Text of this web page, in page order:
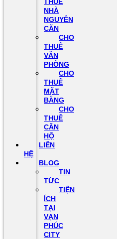
NHÀ
NGUYÊN
CĂN
CHO
THUÊ
VĂN
PHÒNG
CHO
THUÊ
MẶT
BẰNG
CHO
THUÊ
CĂN
HỘ
LIÊN
HỆ
BLOG
TIN
TỨC
TIỆN
ÍCH
TẠI
VẠN
PHÚC
CITY